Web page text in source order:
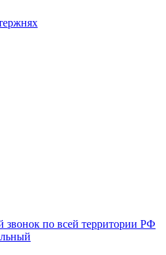
звонок по всей территории РФ